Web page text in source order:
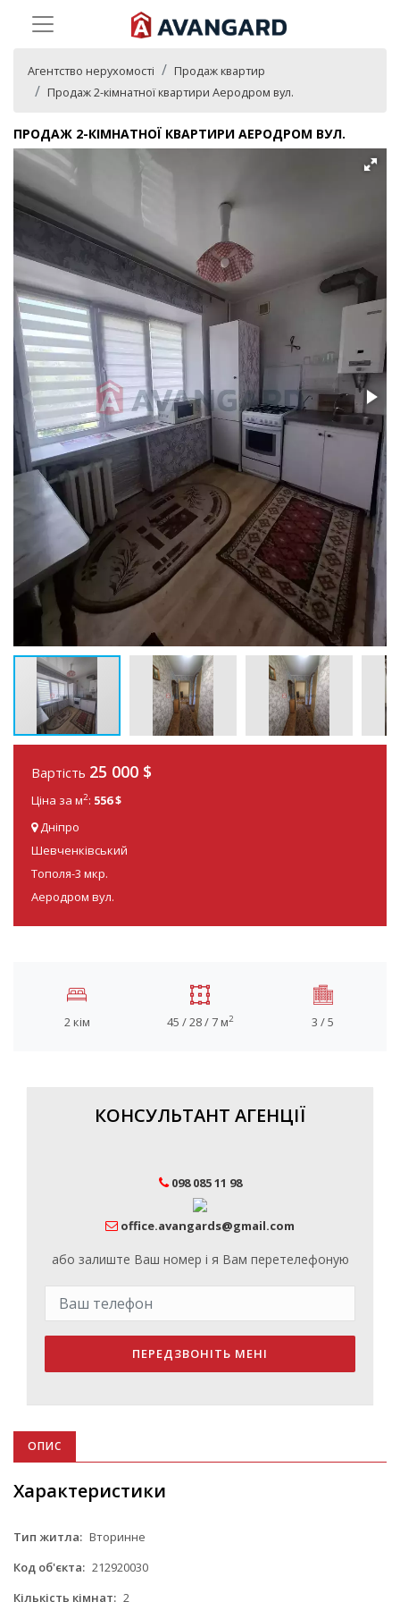
Агентство нерухомості
Продаж квартир
Продаж 2-кімнатної квартири Аеродром вул.
ПРОДАЖ 2-КІМНАТНОЇ КВАРТИРИ АЕРОДРОМ ВУЛ.
Вартість 25 000 $
Ціна за м2: 556 $
Дніпро
Шевченківський
Тополя-3 мкр.
Аеродром вул.
2 кім 45 / 28 / 7 м2 3 / 5
КОНСУЛЬТАНТ АГЕНЦІЇ
098 085 11 98
office.avangards@gmail.com
або залиште Ваш номер і я Вам перетелефоную
ПЕРЕДЗВОНІТЬ МЕНІ
ОПИС
Характеристики
Тип житла: Вторинне
Код об'єкта: 212920030
Кількість кімнат: 2